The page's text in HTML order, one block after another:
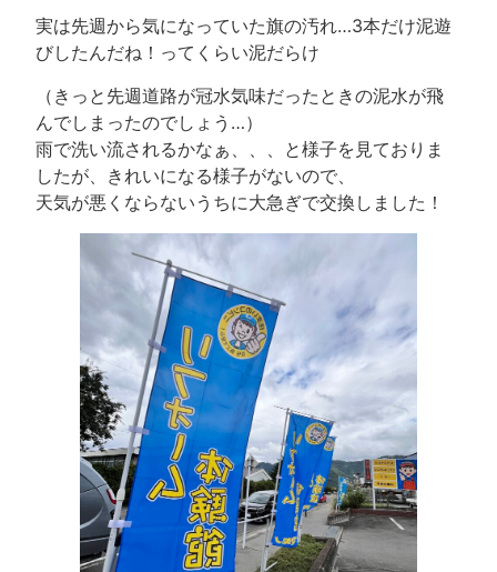
実は先週から気になっていた旗の汚れ…3本だけ泥遊
びしたんだね！ってくらい泥だらけ
（きっと先週道路が冠水気味だったときの泥水が飛
んでしまったのでしょう…）
雨で洗い流されるかなぁ、、、と様子を見ておりま
したが、きれいになる様子がないので、
天気が悪くならないうちに大急ぎで交換しました！